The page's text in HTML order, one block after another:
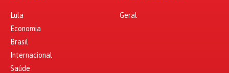
Lula
Economia
Brasil
Internacional
Saúde
Geral